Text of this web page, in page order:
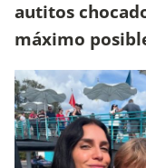
autitos
máximo